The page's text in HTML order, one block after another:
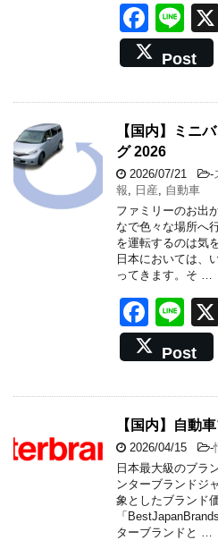
F
a
c
e
b
o
o
k
Li
n
e
Post
【国内】ミニ
グ 2026
2026/07/21 -
報
日産
自動車
ファミリーのお出
なで色々な場所へ
を運転するのは気
日本においては、
ってきます。そ …
F
a
c
e
b
o
o
k
Li
n
e
Post
【国内】自動
2026/04/15 -
⽇本最⼤級のブラ
ンターブランドジ
象としたブランド
「
ターブランドと …